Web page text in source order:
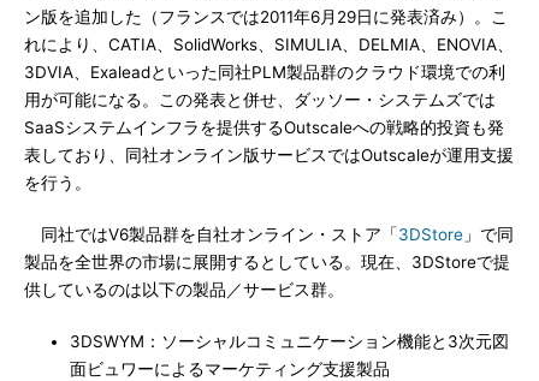
ン版を追加した（フランスでは2011年6月29日に発表済み）。こ
れにより、CATIA、SolidWorks、SIMULIA、DELMIA、ENOVIA、
3DVIA、Exaleadといった同社PLM製品群のクラウド環境での利
用が可能になる。この発表と併せ、ダッソー・システムズでは
SaaSシステムインフラを提供するOutscaleへの戦略的投資も発
表しており、同社オンライン版サービスではOutscaleが運用支援
を行う。
同社ではV6製品群を自社オンライン・ストア「3DStore 」で同
製品を全世界の市場に展開するとしている。現在、3DStoreで提
供しているのは以下の製品／サービス群。
3DSWYM：ソーシャルコミュニケーション機能と3次元図
面ビュワーによるマーケティング支援製品